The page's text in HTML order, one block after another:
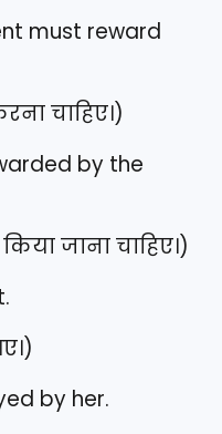
must reward
चाहिए।)
by the
जाना चाहिए।)
by her.